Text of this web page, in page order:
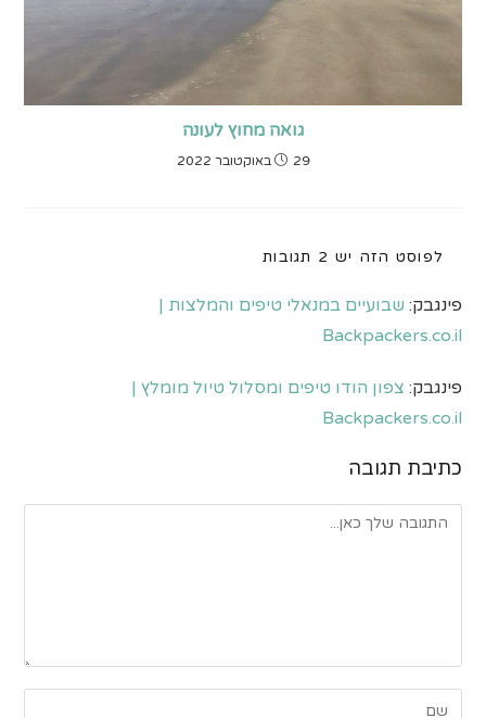
גואה מחוץ לעונה
29 באוקטובר 2022
לפוסט הזה יש 2 תגובות
פינגבק: שבועיים במנאלי טיפים והמלצות |
Backpackers.co.il
פינגבק: צפון הודו טיפים ומסלול טיול מומלץ |
Backpackers.co.il
כתיבת תגובה
להגיב